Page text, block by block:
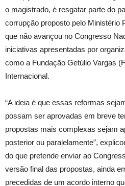
o magistrado, é resgatar parte do
corrupção proposto pelo Ministério
que não avançou no Congresso
iniciativas apresentadas por
como a Fundação Getúlio Vargas
Internacional.
“A ideia é que essas reformas
possam ser aprovadas em breve
propostas mais complexas sejam
posterior ou paralelamente”,
do que pretende enviar ao
versão final das propostas, ainda
precedidas de um acordo interno